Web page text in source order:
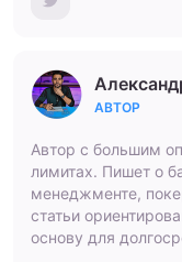
АВТОР
Автор с большим
лимитах. Пишет о
менеджменте,
статьи
основу для